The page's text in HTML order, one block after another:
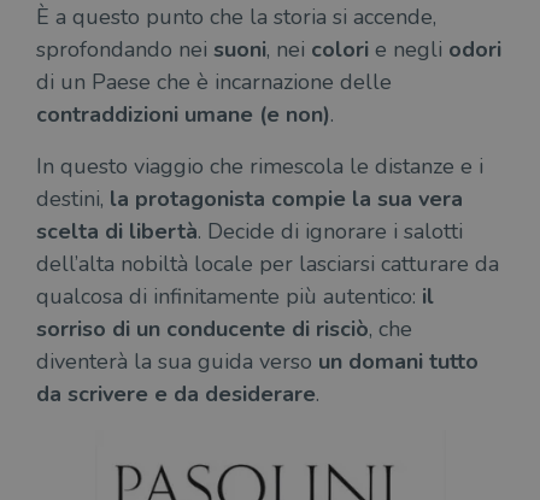
È a questo punto che la storia si accende,
sprofondando nei suoni, nei colori e negli odori
di un Paese che è incarnazione delle
contraddizioni umane (e non).
In questo viaggio che rimescola le distanze e i
destini, la protagonista compie la sua vera
scelta di libertà. Decide di ignorare i salotti
dell’alta nobiltà locale per lasciarsi catturare da
qualcosa di infinitamente più autentico: il
sorriso di un conducente di risciò, che
diventerà la sua guida verso un domani tutto
da scrivere e da desiderare.